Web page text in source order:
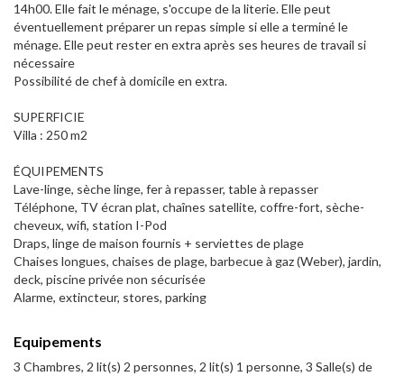
14h00. Elle fait le ménage, s'occupe de la literie. Elle peut
éventuellement préparer un repas simple si elle a terminé le
ménage. Elle peut rester en extra après ses heures de travail si
nécessaire
Possibilité de chef à domicile en extra.
SUPERFICIE
Villa : 250 m2
ÉQUIPEMENTS
Lave-linge, sèche linge, fer à repasser, table à repasser
Téléphone, TV écran plat, chaînes satellite, coffre-fort, sèche-
cheveux, wifi, station I-Pod
Draps, linge de maison fournis + serviettes de plage
Chaises longues, chaises de plage, barbecue à gaz (Weber), jardin,
deck, piscine privée non sécurisée
Alarme, extincteur, stores, parking
Equipements
3 Chambres, 2 lit(s) 2 personnes, 2 lit(s) 1 personne, 3 Salle(s) de